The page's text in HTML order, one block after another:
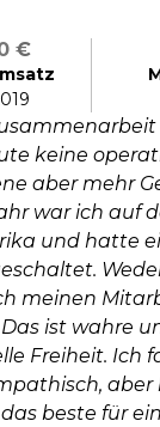
€
keine
aber mehr
war ich auf
und hatte
meinen
ist wahre
Freiheit. Ich
aber
beste für